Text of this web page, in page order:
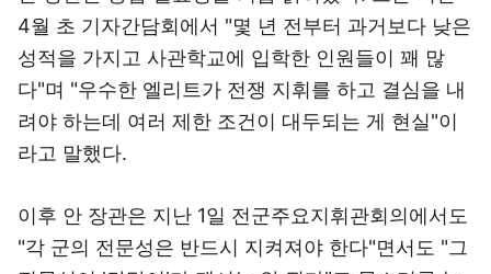
4월 초 기자간담회에서 "몇 년 전부터 과거보다 낮은
성적을 가지고 사관학교에 입학한 인원들이 꽤 많
다"며 "우수한 엘리트가 전쟁 지휘를 하고 결심을 내
려야 하는데 여러 제한 조건이 대두되는 게 현실"이
라고 말했다.
이후 안 장관은 지난 1일 전군주요지휘관회의에서도
"각 군의 전문성은 반드시 지켜져야 한다"면서도 "그